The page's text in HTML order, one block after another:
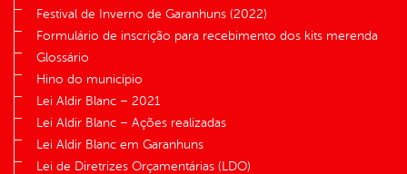
Festival de Inverno de Garanhuns (2022)
Formulário de inscrição para recebimento dos kits merenda
Glossário
Hino do município
Lei Aldir Blanc – 2021
Lei Aldir Blanc – Ações realizadas
Lei Aldir Blanc em Garanhuns
Lei de Diretrizes Orçamentárias (LDO)